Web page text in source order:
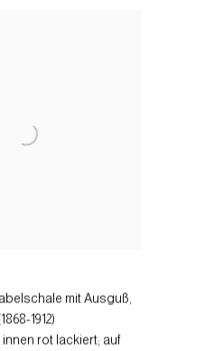
mit Ausguß
1912)
rot lackiert; auf